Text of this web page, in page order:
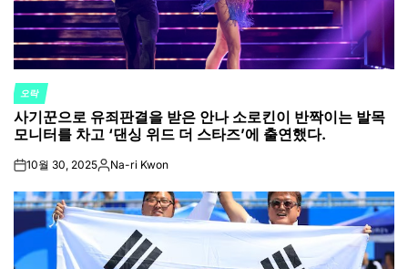
POSTED
IN
오락
사기꾼으로 유죄판결을 받은 안나 소로킨이 반짝이는 발목
모니터를 차고 ‘댄싱 위드 더 스타즈’에 출연했다.
on10월 30, 2025Posted
Na-ri Kwon